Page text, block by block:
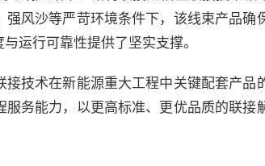
风沙等严苛环境条件下，该线束产品
运行可靠性提供了坚实支撑。
技术在新能源重大工程中关键配套产
务能力，以更高标准、更优品质的联